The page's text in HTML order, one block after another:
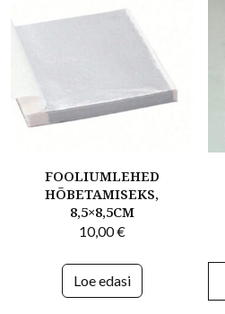
FOOLIUMLEHED
HÕBETAMISEKS,
8,5×8,5CM
10,00€
Loe edasi